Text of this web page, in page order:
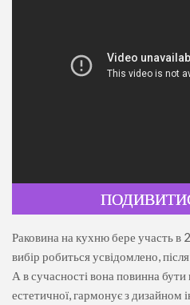
Раковина на кухню бере участь в
вибір робиться усвідомлено,
А в сучасності вона повинна
естетичної, гармонує з дизайном